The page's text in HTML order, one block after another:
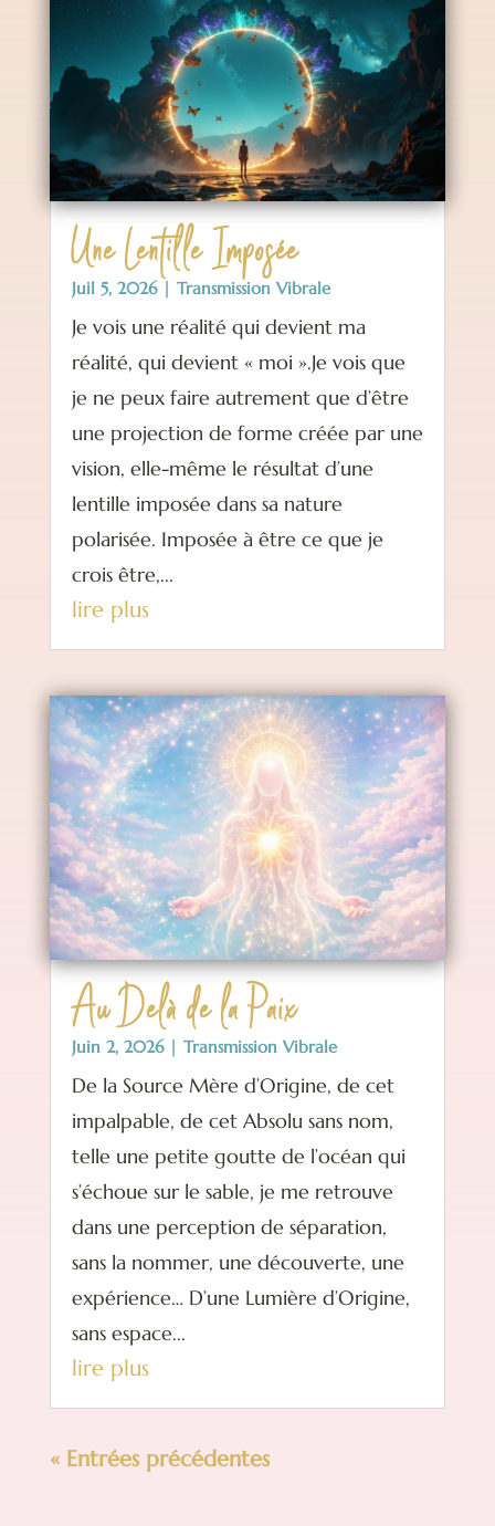
Une Lentille Imposée
Juil 5, 2026| Transmission Vibrale
Je vois une réalité qui devient ma
réalité, qui devient « moi ».Je vois que
je ne peux faire autrement que d’être
une projection de forme créée par une
vision, elle-même le résultat d’une
lentille imposée dans sa nature
polarisée. Imposée à être ce que je
crois être,...
lire plus
Au Delà de la Paix
Juin 2, 2026| Transmission Vibrale
De la Source Mère d’Origine, de cet
impalpable, de cet Absolu sans nom,
telle une petite goutte de l’océan qui
s’échoue sur le sable, je me retrouve
dans une perception de séparation,
sans la nommer, une découverte, une
expérience… D’une Lumière d’Origine,
sans espace...
lire plus
« Entrées précédentes